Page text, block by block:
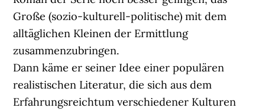
Große (sozio-kulturell-politische) mit dem
alltäglichen Kleinen der Ermittlung
zusammenzubringen.
Dann käme er seiner Idee einer populären
realistischen Literatur, die sich aus dem
Erfahrungsreichtum verschiedener Kulturen